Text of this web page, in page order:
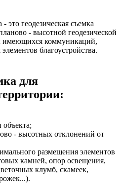
это геодезическая съемка
- высотной геодезической
имеющихся коммуникаций,
благоустройства.
для
объекта;
- высотных отклонений от
размещения элементов
камней, опор освещения,
клумб, скамеек,